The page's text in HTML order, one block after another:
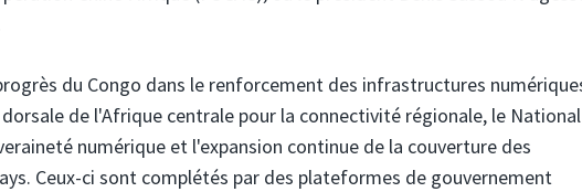
du Congo dans le renforcement des infrastructures
de l'Afrique centrale pour la connectivité régionale, le
numérique et l'expansion continue de la couverture des
Ceux-ci sont complétés par des plateformes de gouvernement